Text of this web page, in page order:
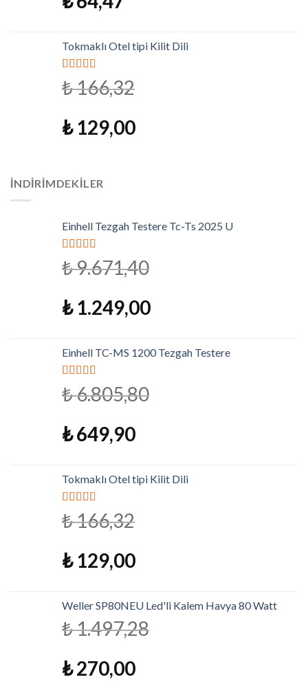
Tokmaklı Otel tipi Kilit Dili
5 üzerinden
4.79oy aldı
₺166,32
₺129,00
İNDIRIMDEKILER
Einhell Tezgah Testere Tc-Ts 2025 U
5 üzerinden
5.00oy aldı
₺9.671,40
₺1.249,00
Einhell TC-MS 1200 Tezgah Testere
5 üzerinden
5.00oy aldı
₺6.805,80
₺649,90
Tokmaklı Otel tipi Kilit Dili
5 üzerinden
4.79oy aldı
₺166,32
₺129,00
Weller SP80NEU Led'li Kalem Havya 80 Watt
₺1.497,28
₺270,00